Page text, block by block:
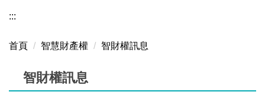
:::
首頁 智慧財產權 智財權訊息
智財權訊息